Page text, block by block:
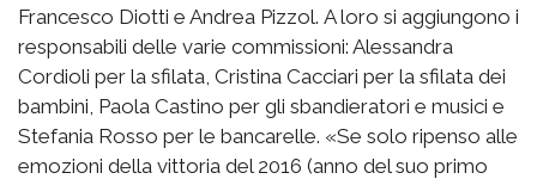
Francesco Diotti e Andrea Pizzol. A loro si aggiungono i
responsabili delle varie commissioni: Alessandra
Cordioli per la sfilata, Cristina Cacciari per la sfilata dei
bambini, Paola Castino per gli sbandieratori e musici e
Stefania Rosso per le bancarelle. «Se solo ripenso alle
emozioni della vittoria del 2016 (anno del suo primo